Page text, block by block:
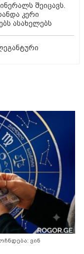
შეიცავს.
კერი
ასახელებს
ვინ